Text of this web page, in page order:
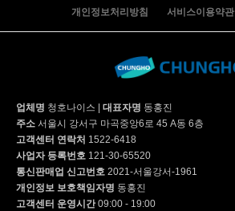
개인정보처리방침 서비스이용약관
업체명 청호나이스 대표자명 동홍진
주소 서울시 강서구 마곡중앙6로 45 A동 6층
고객센터 연락처 1522-6418
사업자 등록번호 121-30-65520
통신판매업 신고번호 2021-서울강서-1961
개인정보 보호책임자명 동홍진
고객센터 운영시간09:00 - 19:00